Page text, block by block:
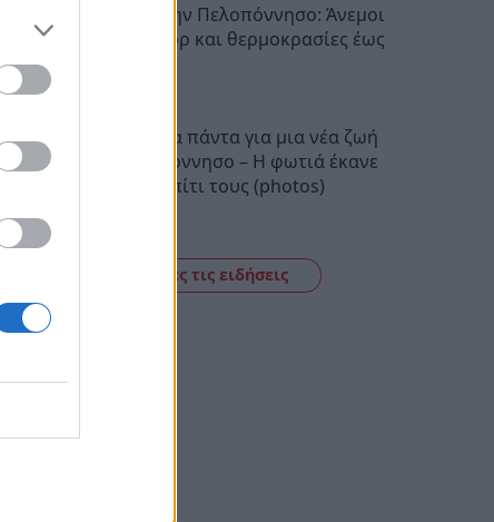
Ο καιρός στην Πελοπόννησο: Άνεμοι
έως 5 μποφόρ και θερμοκρασίες έως
Πούλησαν τα πάντα για μια νέα ζωή
στην Πελοπόννησο – Η φωτιά έκανε
στάχτη το σπίτι τους (photos)
Δείτε όλες τις ειδήσεις